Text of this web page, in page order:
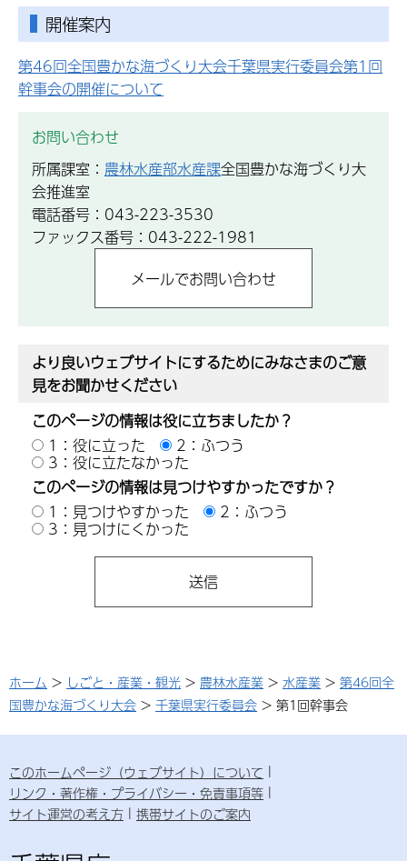
開催案内
第46回全国豊かな海づくり大会千葉県実行委員会第1回
幹事会の開催について
お問い合わせ
所属課室： 農林水産部水産課全国豊かな海づくり大
会推進室
電話番号：043-223-3530
ファックス番号：043-222-1981
より良いウェブサイトにするためにみなさまのご意
見をお聞かせください
このページの情報は役に立ちましたか？
1：役に立った
2：ふつう
3：役に立たなかった
このページの情報は見つけやすかったですか？
1：見つけやすかった
2：ふつう
3：見つけにくかった
ホーム > しごと・産業・観光 > 農林水産業 > 水産業 > 第46回全
国豊かな海づくり大会 > 千葉県実行委員会 > 第1回幹事会
このホームページ（ウェブサイト）について
リンク・著作権・プライバシー・免責事項等
サイト運営の考え方
携帯サイトのご案内